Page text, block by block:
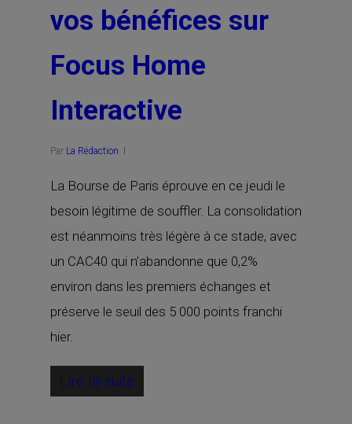
vos bénéfices sur
Focus Home
Interactive
Par La Rédaction
La Bourse de Paris éprouve en ce jeudi le
besoin légitime de souffler. La consolidation
est néanmoins très légère à ce stade, avec
un CAC40 qui n’abandonne que 0,2%
environ dans les premiers échanges et
préserve le seuil des 5 000 points franchi
hier.
Lire la suite